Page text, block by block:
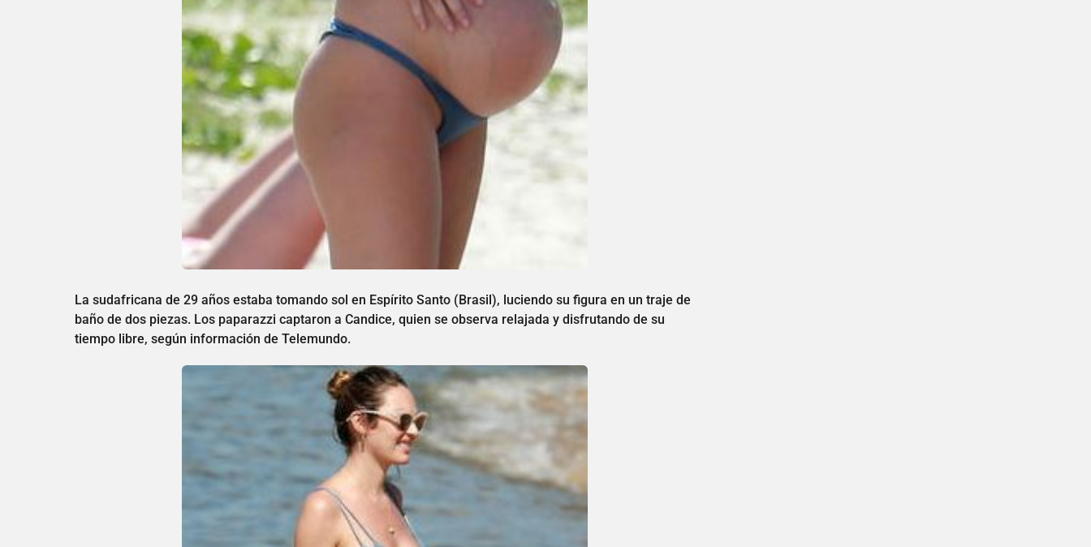
La sudafricana de 29 años estaba tomando sol en Espírito Santo (Brasil), luciendo su figura en un traje de
baño de dos piezas. Los paparazzi captaron a Candice, quien se observa relajada y disfrutando de su
tiempo libre, según información de Telemundo.